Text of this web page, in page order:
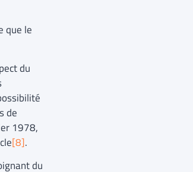
que le
du
de
1978,
[8].
du